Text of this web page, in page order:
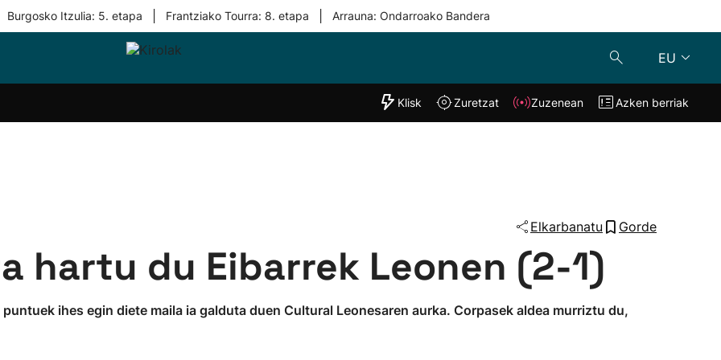
Burgosko Itzulia: 5. etapa Frantziako Tourra: 8. etapa Arrauna: Ondarroako Bandera
EU
Taldeak
"Helmuga"
Klisk Zuzenean
Klisk Zuretzat Zuzenean Azken berriak
Elkarbanatu Gorde
hartu du Eibarrek Leonen (2-1)
ihes egin diete maila ia galduta duen Cultural Leonesaren aurka. Corpasek aldea murriztu du,